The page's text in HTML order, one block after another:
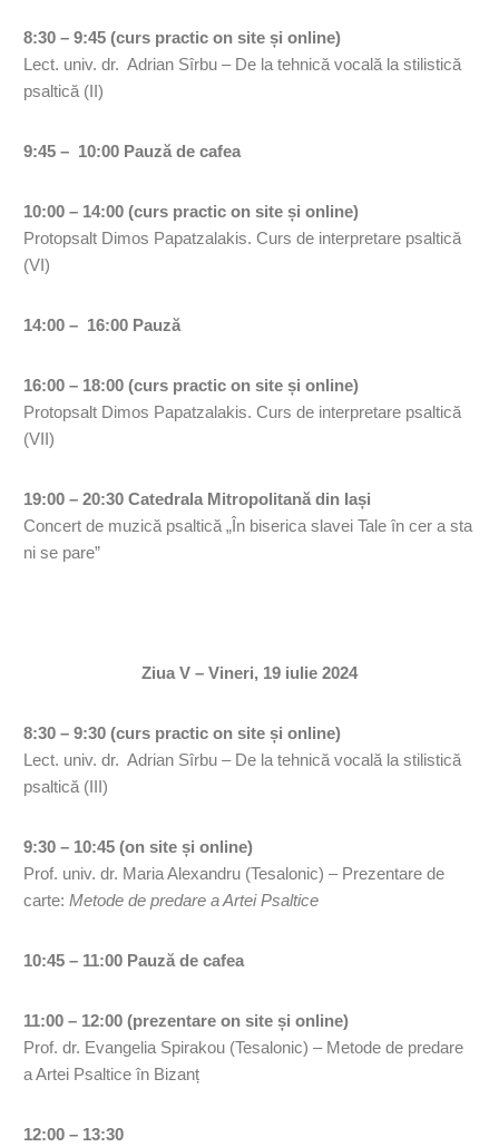
8:30 – 9:45 (curs practic on site și online)
Lect. univ. dr. Adrian Sîrbu – De la tehnică vocală la stilistică
psaltică (II)
9:45 – 10:00 Pauză de cafea
10:00 – 14:00 (curs practic on site și online)
Protopsalt Dimos Papatzalakis. Curs de interpretare psaltică
(VI)
14:00 – 16:00 Pauză
16:00 – 18:00 (curs practic on site și online)
Protopsalt Dimos Papatzalakis. Curs de interpretare psaltică
(VII)
19:00 – 20:30 Catedrala Mitropolitană din Iași
Concert de muzică psaltică „În biserica slavei Tale în cer a sta
ni se pare”
Ziua V – Vineri, 19 iulie 2024
8:30 – 9:30 (curs practic on site și online)
Lect. univ. dr. Adrian Sîrbu – De la tehnică vocală la stilistică
psaltică (III)
9:30 – 10:45 (on site și online)
Prof. univ. dr. Maria Alexandru (Tesalonic) – Prezentare de
carte:Metode de predare a Artei Psaltice
10:45 – 11:00 Pauză de cafea
11:00 – 12:00 (prezentare on site și online)
Prof. dr. Evangelia Spirakou (Tesalonic) – Metode de predare
a Artei Psaltice în Bizanț
12:00 – 13:30